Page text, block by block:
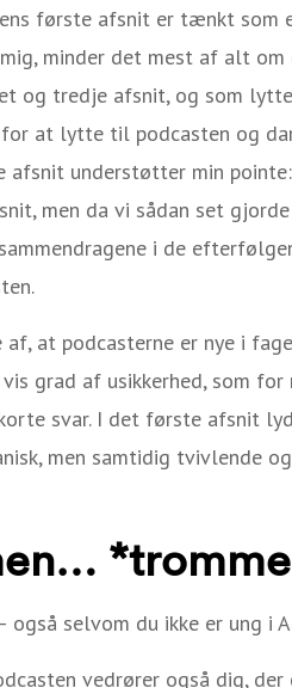
første afsnit er tænkt som
minder det mest af alt
og tredje afsnit, og som
at lytte til podcasten og
afsnit understøtter min
men da vi sådan set
i de
at podcasterne er nye i
grad af usikkerhed, som
svar. I det første afsnit
men samtidig tvivlende
selvom du ikke er ung i
vedrører også dig, der